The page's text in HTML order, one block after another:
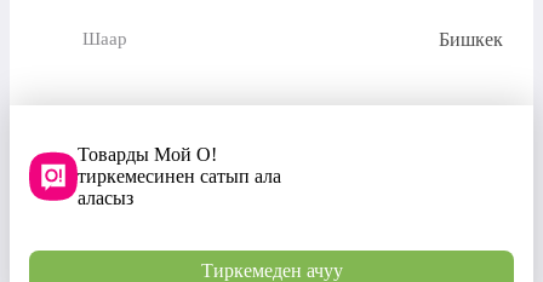
Шаар Бишкек
Товарды Мой О!
тиркемесинен сатып ала
аласыз
Тиркемеден ачуу